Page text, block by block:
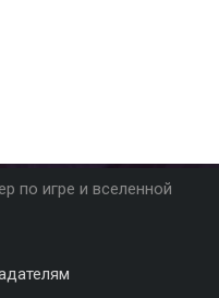
по игре и вселенной